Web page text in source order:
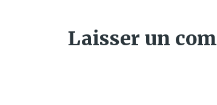
Laisser un